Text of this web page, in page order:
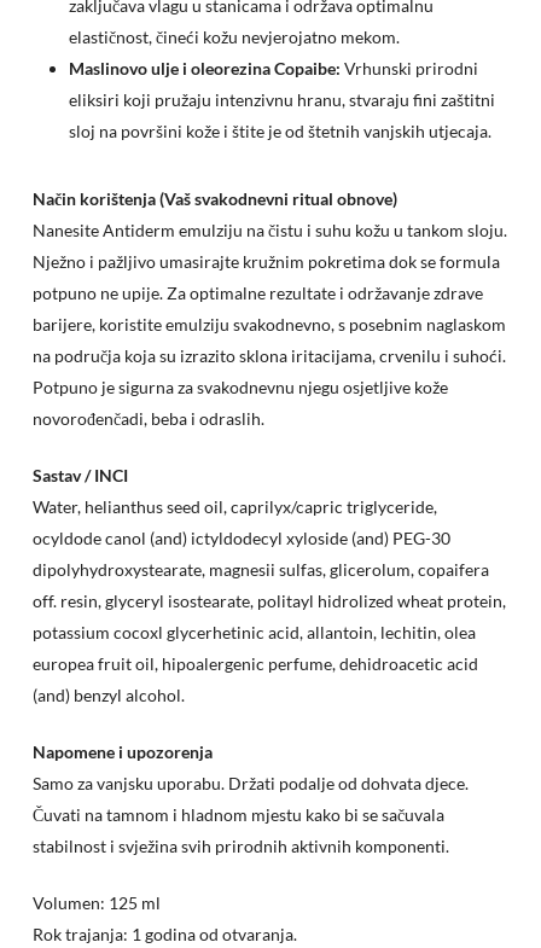
Nema proizvoda u košarici.
Go to shop
zaključava vlagu u stanicama i održava optimalnu
elastičnost, čineći kožu nevjerojatno mekom.
Maslinovo ulje i oleorezina Copaibe: Vrhunski prirodni
eliksiri koji pružaju intenzivnu hranu, stvaraju fini zaštitni
sloj na površini kože i štite je od štetnih vanjskih utjecaja.
Način korištenja (Vaš svakodnevni ritual obnove)
Nanesite Antiderm emulziju na čistu i suhu kožu u tankom sloju.
Nježno i pažljivo umasirajte kružnim pokretima dok se formula
potpuno ne upije. Za optimalne rezultate i održavanje zdrave
barijere, koristite emulziju svakodnevno, s posebnim naglaskom
na područja koja su izrazito sklona iritacijama, crvenilu i suhoći.
Potpuno je sigurna za svakodnevnu njegu osjetljive kože
novorođenčadi, beba i odraslih.
Sastav / INCI
Water, helianthus seed oil, caprilyx/capric triglyceride,
ocyldode canol (and) ictyldodecyl xyloside (and) PEG-30
dipolyhydroxystearate, magnesii sulfas, glicerolum, copaifera
off. resin, glyceryl isostearate, politayl hidrolized wheat protein,
potassium cocoxl glycerhetinic acid, allantoin, lechitin, olea
europea fruit oil, hipoalergenic perfume, dehidroacetic acid
(and) benzyl alcohol.
Napomene i upozorenja
Samo za vanjsku uporabu. Držati podalje od dohvata djece.
Čuvati na tamnom i hladnom mjestu kako bi se sačuvala
stabilnost i svježina svih prirodnih aktivnih komponenti.
Volumen: 125 ml
Rok trajanja: 1 godina od otvaranja.